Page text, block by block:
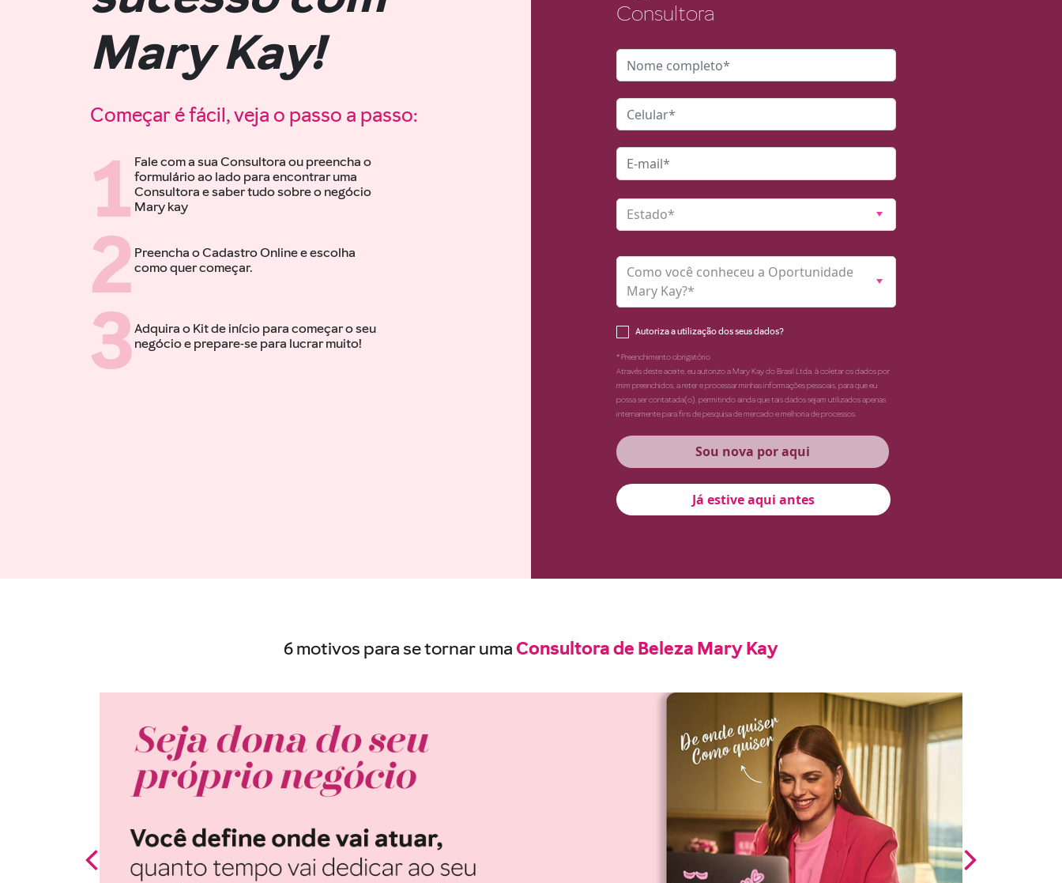
Mary Kay!
Começar é fácil, veja o passo a passo:
1 Fale com a sua Consultora ou preencha o
formulárioao lado para encontrar uma
Consultora e saber tudo sobre o negócio
Mary kay
2 Preencha o Cadastro Online e escolha
como quer começar.
3Adquira o Kit de início para começar o seu
negócio e prepare-se para lucrar muito!
Consultora
Estado*
Como você conheceu a Oportunidade
Mary Kay?*
Autoriza a utilização dos seus dados?
* Preenchimento obrigatório
Através deste aceite, eu autorizo a Mary Kay do Brasil Ltda. à coletar os dados por
mim preenchidos, a reter e processar minhas informações pessoais, para que eu
possa ser contatada(o), permitindo ainda que tais dados sejam utilizados apenas
internamente para fins de pesquisa de mercado e melhoria de processos.
Sou nova por aqui
Já estive aqui antes
6 motivos para se tornar uma Consultora de Beleza Mary Kay